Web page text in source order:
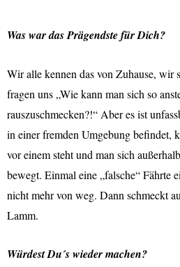
Was war das Prägendste für Dich?
Wir alle kennen das von Zuhause, wir
fragen uns „Wie kann man sich so
rauszuschmecken?!“ Aber es ist
in einer fremden Umgebung befindet,
vor einem steht und man sich
bewegt. Einmal eine „falsche“ Fährte
nicht mehr von weg. Dann schmeckt
Lamm.
Würdest Du´s wieder machen?